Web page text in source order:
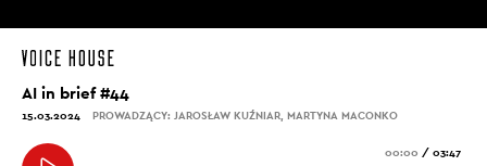
AI in brief #44
15.03.2024 PROWADZĄCY: JAROSŁAW KUŹNIAR, MARTYNA MACONKO
00:00 / 03:47